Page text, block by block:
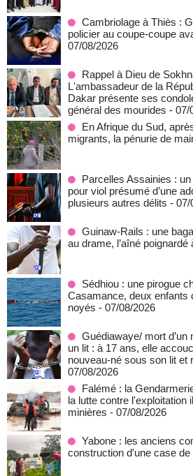
Cambriolage à Thiès :
policier au coupe-coupe
07/08/2026
Rappel à Dieu de
L'ambassadeur de la
Dakar présente ses
général des mourides - 07/
En Afrique du Sud,
migrants, la pénurie de
Parcelles Assainies :
pour viol présumé d’une
plusieurs autres délits - 07/
Guinaw-Rails : une
au drame, l’aîné poignardé
Sédhiou : une pirogue
Casamance, deux enfants
noyés - 07/08/2026
Guédiawaye/ mort
un lit : à 17 ans, elle
nouveau-né sous son lit et
07/08/2026
Falémé : la
la lutte contre l'exploitation
minières - 07/08/2026
Yabone : les anciens
construction d'une case de